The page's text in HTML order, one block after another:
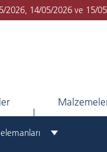
2026, 14/05/2026 ve 15/